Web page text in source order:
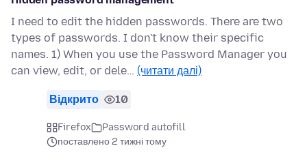
I need to edit the hidden passwords. There are two
types of passwords. I don't know their specific
names. 1) When you use the Password Manager you
can view, edit, or dele… (читати далі)
Відкрито 10
Firefox
Password autofill
поставлено 2 тижні тому